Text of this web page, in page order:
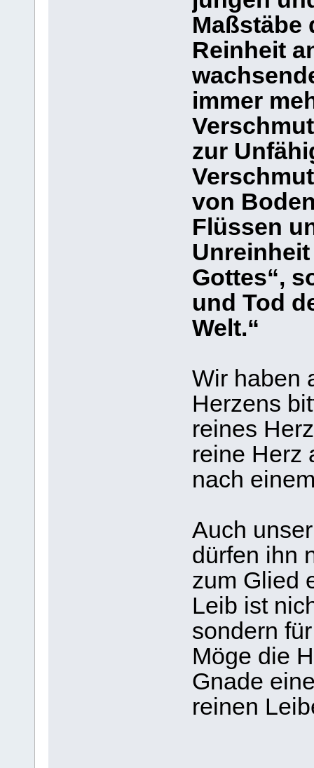
Maßstäbe
Reinheit
immer
zur
von
Flüssen
Gottes“,
und Tod
Welt.“
Wir haben
Herzens
reines
reine Herz
nach
Auch
dürfen ihn
zum Glied
Leib ist
sondern
Möge die
Gnade
reinen